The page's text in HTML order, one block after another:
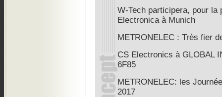
W-Tech participera, pour la
Electronica à Munich
METRONELEC : Très fier
CS Electronics à GLOBAL
6F85
METRONELEC: les
2017